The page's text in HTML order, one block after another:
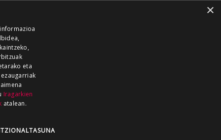
GUKA
GUKA ZUMAIA GUKA
×
eta
Iragarkien
atalean.